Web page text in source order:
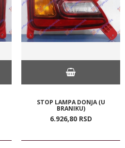
STOP LAMPA DONJA (U
BRANIKU)
6.926,80 RSD